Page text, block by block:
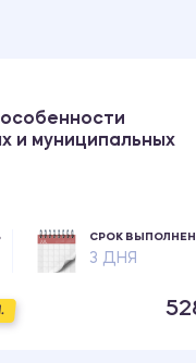
и муниципальных
СРОК
3 ДНЯ